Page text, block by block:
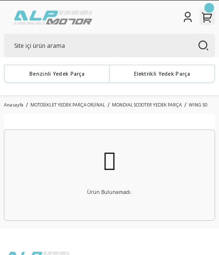
Benzinli Yedek Parça Elektrikli Yedek Parça
Anasayfa MOTOSİKLET YEDEK PARÇA ORJİNAL MONDIAL SCOOTER YEDEK PARÇA WING 50
Ürün Bulunamadı.